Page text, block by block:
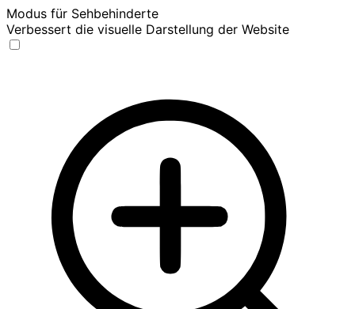
Modus für Sehbehinderte
Verbessert die visuelle Darstellung der Website